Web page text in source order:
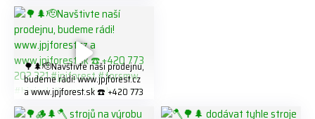
K8W5t7i6o ☎️ +420 773 202
321 #jpjforest #forsmw
#firewood #
🌳🌲🫡Navštivte naší prodejnu,
budeme rádi! www.jpjforest.cz
a www.jpjforest.sk ☎️ +420 773